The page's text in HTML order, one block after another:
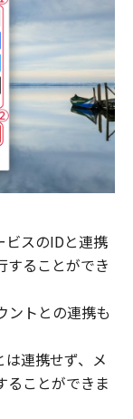
スのIDと連携
することができ
ントとの連携も
連携せず、メ
ることができま